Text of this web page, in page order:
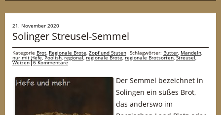
21. November 2020
Solinger Streusel-Semmel
Kategorie Brot, Regionale Brote, Zopf und Stuten Schlagwörter: Butter, Mandeln,
nur mit Hefe,Poolish,regional,regionale Brote,regionale Brotsorten,Streusel,
Weizen 6 Kommentare
Der Semmel bezeichnet in
Solingen ein süßes Brot,
das anderswo im